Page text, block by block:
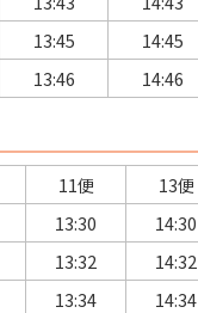
13:45 14:45
13:46 14:46
11便 13便
13:30 14:30
13:32 14:32
13:34 14:34